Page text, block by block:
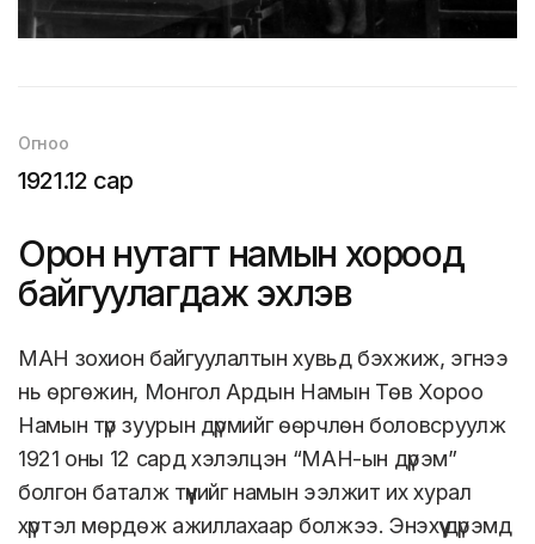
Огноо
1921.12 сар
Орон нутагт намын хороод
байгуулагдаж эхлэв
МАН зохион байгуулалтын хувьд бэхжиж, эгнээ
нь өргөжин, Монгол Ардын Намын Төв Хороо
Намын түр зуурын дүрмийг өөрчлөн боловсруулж
1921 оны 12 сард хэлэлцэн “МАН-ын дүрэм”
болгон баталж түүнийг намын ээлжит их хурал
хүртэл мөрдөж ажиллахаар болжээ. Энэхүү дүрэмд